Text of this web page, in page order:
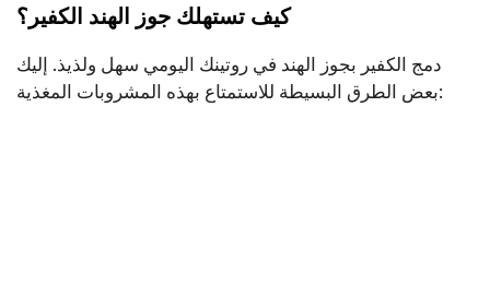
كيف تستهلك جوز الهند الكفير؟
دمج الكفير بجوز الهند في روتينك اليومي سهل ولذيذ. إليك
بعض الطرق البسيطة للاستمتاع بهذه المشروبات المغذية: